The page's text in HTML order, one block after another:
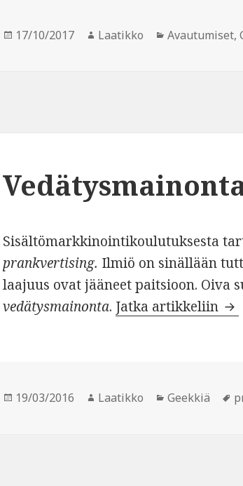
Julkaistu
17/10/2017 Kirjoittaja
Laatikko Kategoriat
Avautumiset,
Sisältömarkkinointikoulutuksesta
prankvertising. Ilmiö on sinällään
laajuus ovat jääneet paitsioon. Oiva
vedätysmainonta. Jatka artikkeliin
Julkaistu
19/03/2016 Kirjoittaja
Laatikko Kategoriat
Geekkiä